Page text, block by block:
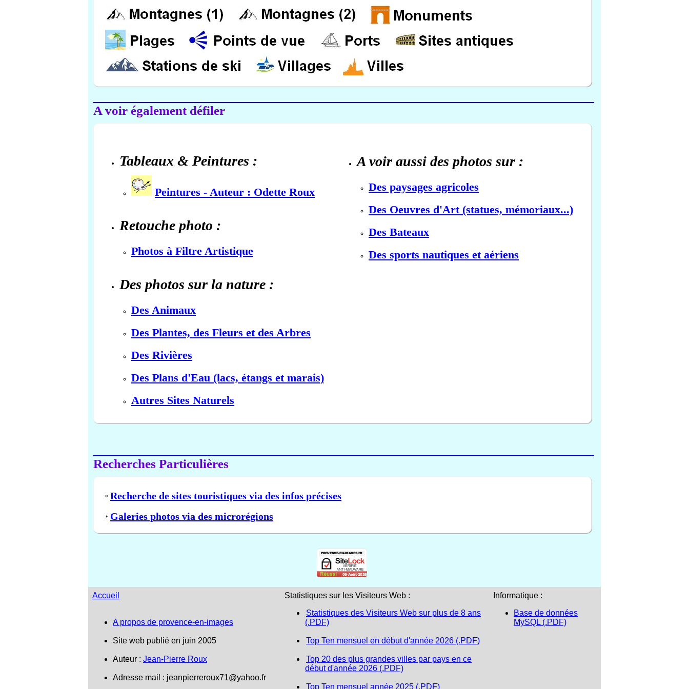
A voir également défiler
Tableaux & Peintures :
Peintures - Auteur : Odette Roux
Retouche photo :
Photos à Filtre Artistique
Des photos sur la nature :
Des Animaux
Des Plantes, des Fleurs et des Arbres
Des Rivières
Des Plans d'Eau (lacs, étangs et marais)
Autres Sites Naturels
A voir aussi des photos sur :
Des paysages agricoles
Des Oeuvres d'Art (statues, mémoriaux...)
Des Bateaux
Des sports nautiques et aériens
Recherches Particulières
* Recherche de sites touristiques via des infos précises
* Galeries photos via des microrégions
Accueil
A propos de provence-en-images
Site web publié en juin 2005
Auteur : Jean-Pierre Roux
Adresse mail : jeanpierreroux71@yahoo.fr
Statistiques sur les Visiteurs Web :
Statistiques des Visiteurs Web sur plus de 8 ans
(.PDF)
Top Ten mensuel en début d'année 2026 (.PDF)
Top 20 des plus grandes villes par pays en ce
début d'année 2026 (.PDF)
Top Ten mensuel année 2025 (.PDF)
Informatique :
Base de données
MySQL (.PDF)